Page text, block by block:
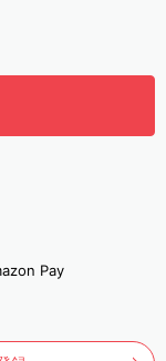
Pay